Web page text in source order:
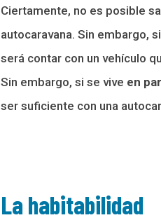
Ciertamente, no es posible
autocaravana. Sin embargo,
será contar con un vehículo
Sin embargo, si se vive en
ser suficiente con una
La habitabilidad